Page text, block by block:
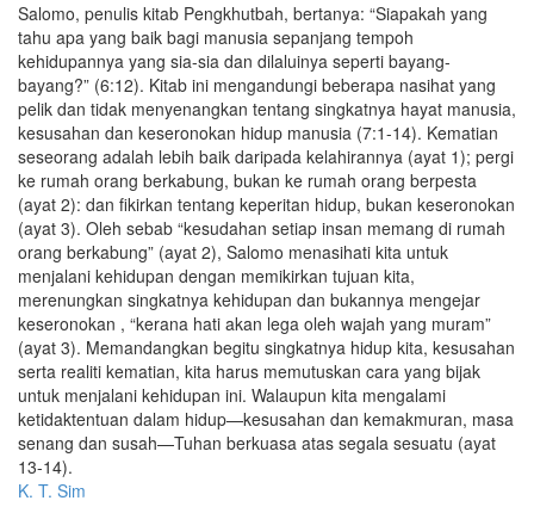
Salomo, penulis kitab Pengkhutbah, bertanya: “Siapakah yang
tahu apa yang baik bagi manusia sepanjang tempoh
kehidupannya yang sia-sia dan dilaluinya seperti bayang-
bayang?” (6:12). Kitab ini mengandungi beberapa nasihat yang
pelik dan tidak menyenangkan tentang singkatnya hayat manusia,
kesusahan dan keseronokan hidup manusia (7:1-14). Kematian
seseorang adalah lebih baik daripada kelahirannya (ayat 1); pergi
ke rumah orang berkabung, bukan ke rumah orang berpesta
(ayat 2): dan fikirkan tentang keperitan hidup, bukan keseronokan
(ayat 3). Oleh sebab “kesudahan setiap insan memang di rumah
orang berkabung” (ayat 2), Salomo menasihati kita untuk
menjalani kehidupan dengan memikirkan tujuan kita,
merenungkan singkatnya kehidupan dan bukannya mengejar
keseronokan , “kerana hati akan lega oleh wajah yang muram”
(ayat 3). Memandangkan begitu singkatnya hidup kita, kesusahan
serta realiti kematian, kita harus memutuskan cara yang bijak
untuk menjalani kehidupan ini. Walaupun kita mengalami
ketidaktentuan dalam hidup—kesusahan dan kemakmuran, masa
senang dan susah—Tuhan berkuasa atas segala sesuatu (ayat
13-14).
K. T. Sim